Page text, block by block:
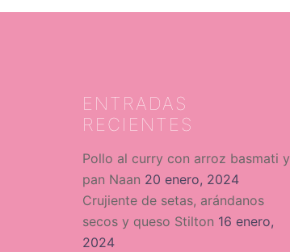
ENTRADAS
RECIENTES
Pollo al curry con arroz basmati y
pan Naan 20 enero, 2024
Crujiente de setas, arándanos
secos y queso Stilton 16 enero,
2024